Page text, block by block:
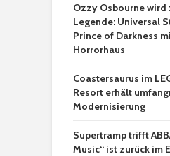
Ozzy Osbourne wird
Legende: Universal
Prince of Darkness
Horrorhaus
Coastersaurus im
Resort erhält
Modernisierung
Supertramp trifft
Music“ ist zurück im